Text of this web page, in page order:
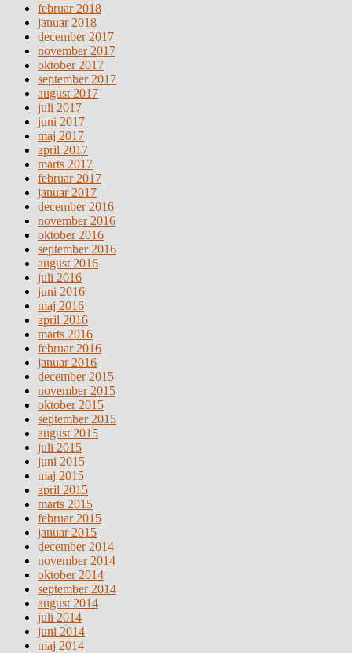
februar 2018
januar 2018
december 2017
november 2017
oktober 2017
september 2017
august 2017
juli 2017
juni 2017
maj 2017
april 2017
marts 2017
februar 2017
januar 2017
december 2016
november 2016
oktober 2016
september 2016
august 2016
juli 2016
juni 2016
maj 2016
april 2016
marts 2016
februar 2016
januar 2016
december 2015
november 2015
oktober 2015
september 2015
august 2015
juli 2015
juni 2015
maj 2015
april 2015
marts 2015
februar 2015
januar 2015
december 2014
november 2014
oktober 2014
september 2014
august 2014
juli 2014
juni 2014
maj 2014